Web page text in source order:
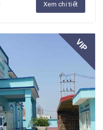
Xem chi tiết
VIP